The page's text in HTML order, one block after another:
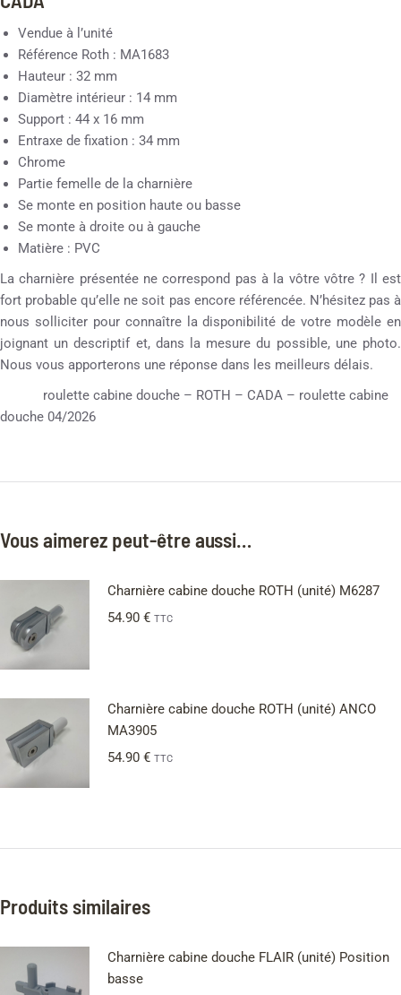
Vendue à l’unité
Référence Roth : MA1683
Hauteur : 32 mm
Diamètre intérieur : 14 mm
Support : 44 x 16 mm
Entraxe de fixation : 34 mm
Chrome
Partie femelle de la charnière
Se monte en position haute ou basse
Se monte à droite ou à gauche
Matière : PVC
La charnière présentée ne correspond pas à la vôtre vôtre ? Il est
fort probable qu’elle ne soit pas encore référencée. N’hésitez pas à
nous solliciter pour connaître la disponibilité de votre modèle en
joignant un descriptif et, dans la mesure du possible, une photo.
Nous vous apporterons une réponse dans les meilleurs délais.
roulette cabine douche – ROTH – CADA – roulette cabine
douche 04/2026
Vous aimerez peut-être aussi…
Charnière cabine douche ROTH (unité) M6287
54.90 € TTC
Charnière cabine douche ROTH (unité) ANCO
MA3905
54.90 € TTC
Produits similaires
Charnière cabine douche FLAIR (unité) Position
basse